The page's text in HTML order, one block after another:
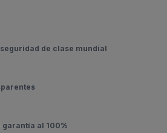
de clase mundial
garantía al 100%